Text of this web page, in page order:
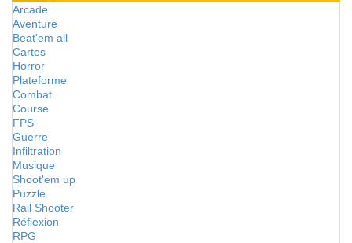
Arcade
Aventure
Beat'em all
Cartes
Horror
Plateforme
Combat
Course
FPS
Guerre
Infiltration
Musique
Shoot'em up
Puzzle
Rail Shooter
Réflexion
RPG